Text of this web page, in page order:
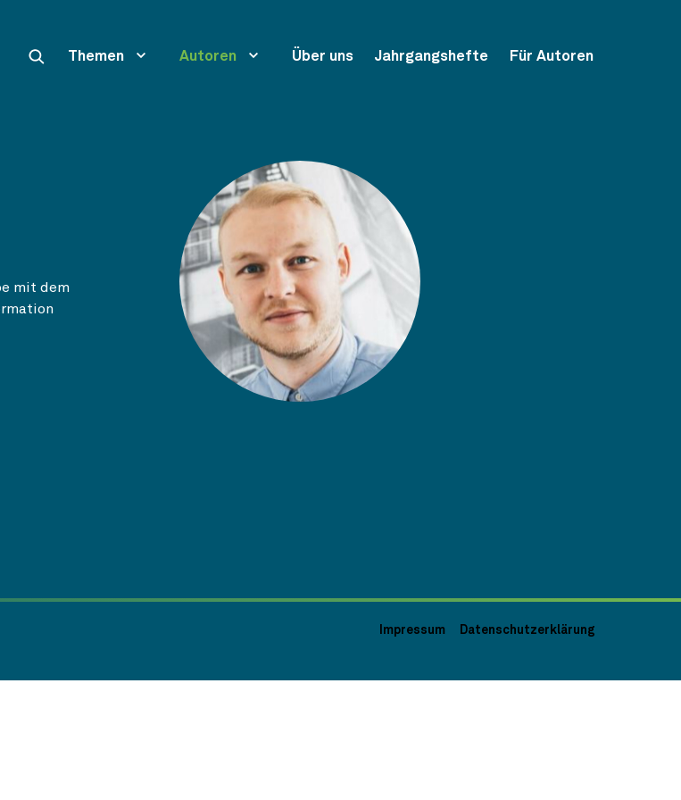
Themen Autoren Über uns Jahrgangshefte Für Autoren
mit dem
Impressum Datenschutzerklärung